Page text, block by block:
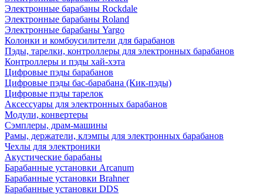
Электронные барабаны Rockdale
Электронные барабаны Roland
Электронные барабаны Yargo
Колонки и комбоусилители для барабанов
Пэды, тарелки, контроллеры для электронных барабанов
Контроллеры и пэды хай-хэта
Цифровые пэды барабанов
Цифровые пэды бас-барабана (Кик-пэды)
Цифровые пэды тарелок
Аксессуары для электронных барабанов
Модули, конвертеры
Сэмплеры, драм-машины
Рамы, держатели, клэмпы для электронных барабанов
Чехлы для электроники
Акустические барабаны
Барабанные установки Arcanum
Барабанные установки Brahner
Барабанные установки DDS